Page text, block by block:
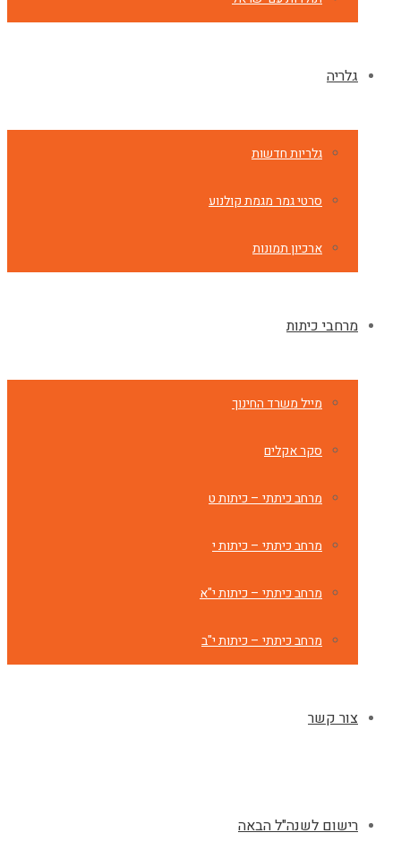
גלריה
גלריות חדשות
סרטי גמר מגמת קולנוע
ארכיון תמונות
מרחבי כיתות
מייל משרד החינוך
סקר אקלים
מרחב כיתתי – כיתות ט
מרחב כיתתי – כיתות י
מרחב כיתתי – כיתות י"א
מרחב כיתתי – כיתות י"ב
צור קשר
רישום לשנה"ל הבאה